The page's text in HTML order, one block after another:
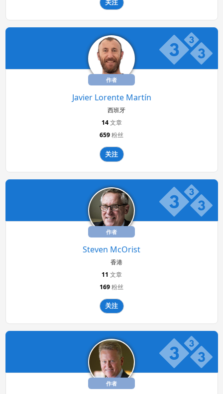
关注
作者
Javier Lorente Martín
西班牙
14 文章
659粉丝
关注
作者
Steven McOrist
香港
11 文章
169粉丝
关注
作者